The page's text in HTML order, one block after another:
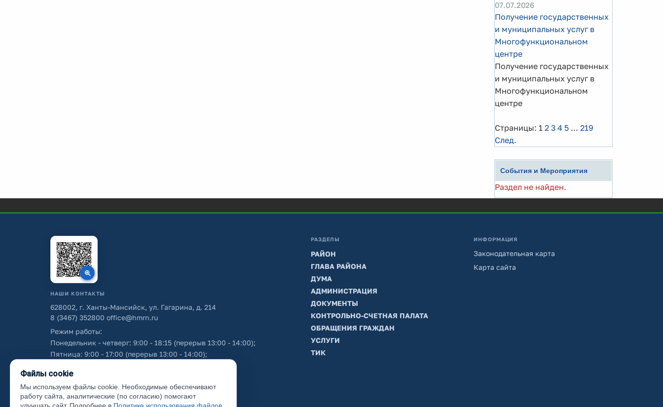
07.07.2026
Получение государственных
и муниципальных услуг в
Многофункциональном
центре
Получение государственных
и муниципальных услуг в
Многофункциональном
центре
Страницы: 1 2 3 4 5 ... 219
След.
События и Мероприятия
Раздел не найден.
НАШИ КОНТАКТЫ
628002, г. Ханты-Мансийск, ул. Гагарина, д. 214
8 (3467) 352800 office@hmrn.ru
Режим работы:
Понедельник - четверг: 9:00 - 18:15 (перерыв 13:00 - 14:00);
Пятница: 9:00 - 17:00 (перерыв 13:00 - 14:00);
Об использовании персональных данных
РАЗДЕЛЫ
РАЙОН
ГЛАВА РАЙОНА
ДУМА
АДМИНИСТРАЦИЯ
ДОКУМЕНТЫ
КОНТРОЛЬНО-СЧЕТНАЯ ПАЛАТА
ОБРАЩЕНИЯ ГРАЖДАН
УСЛУГИ
ТИК
ИНФОРМАЦИЯ
Законодательная карта
Карта сайта
Файлы cookie
Мы используем файлы cookie. Необходимые обеспечивают
работу сайта, аналитические (по согласию) помогают